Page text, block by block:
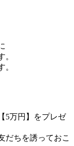
。
5万円】をプレゼ
だちを誘っておこ